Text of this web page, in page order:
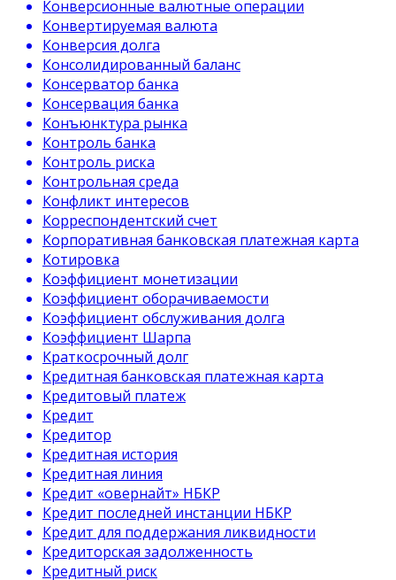
Конверсионные валютные операции
Конвертируемая валюта
Конверсия долга
Консолидированный баланс
Консерватор банка
Консервация банка
Конъюнктура рынка
Контроль банка
Контроль риска
Контрольная среда
Конфликт интересов
Корреспондентский счет
Корпоративная банковская платежная карта
Котировка
Коэффициент монетизации
Коэффициент оборачиваемости
Коэффициент обслуживания долга
Коэффициент Шарпа
Краткосрочный долг
Кредитная банковская платежная карта
Кредитовый платеж
Кредит
Кредитор
Кредитная история
Кредитная линия
Кредит «овернайт» НБКР
Кредит последней инстанции НБКР
Кредит для поддержания ликвидности
Кредиторская задолженность
Кредитный риск